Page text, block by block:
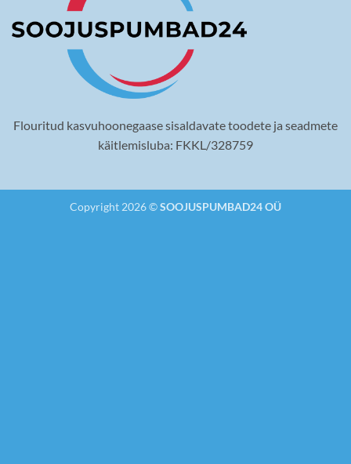
Flouritud kasvuhoonegaase sisaldavate toodete ja seadmete
käitlemisluba: FKKL/328759
Copyright 2026 ©SOOJUSPUMBAD24 OÜ